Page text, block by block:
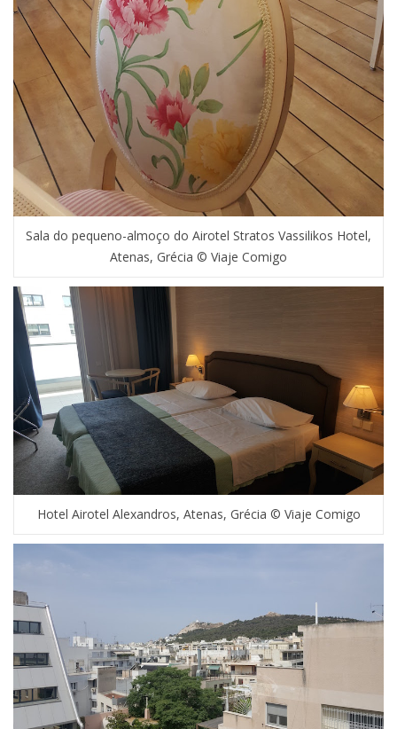
Sala do pequeno-almoço do Airotel Stratos Vassilikos Hotel,
Atenas, Grécia © Viaje Comigo
Hotel Airotel Alexandros, Atenas, Grécia © Viaje Comigo